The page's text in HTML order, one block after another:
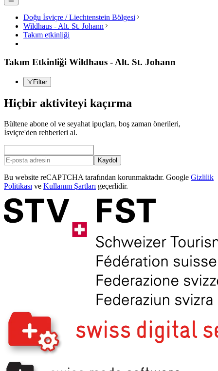
Doğu İsviçre / Liechtenstein Bölgesi
Wildhaus - Alt. St. Johann
Takım etkinliği
Takım Etkinliği Wildhaus - Alt. St. Johann
Filter
Hiçbir aktiviteyi kaçırma
Bültene abone ol ve seyahat ipuçları, boş zaman önerileri,
İsviçre'den rehberleri al.
Kaydol
Bu website reCAPTCHA tarafından korunmaktadır. Google Gizlilik
Politikası ve Kullanım Şartları geçerlidir.